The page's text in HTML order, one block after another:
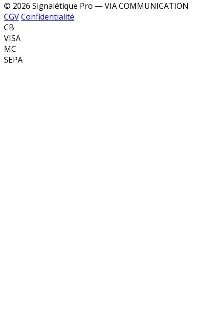
© 2026 Signalétique Pro — VIA COMMUNICATION
CGVConfidentialité
CB
VISA
MC
SEPA